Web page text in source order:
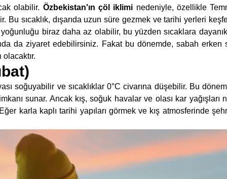
olabilir. Özbekistan'ın çöl iklimi nedeniyle, özellikle
Bu sıcaklık, dışarıda uzun süre gezmek ve tarihi yerleri
biraz daha az olabilir, bu yüzden sıcaklara
da ziyaret edebilirsiniz. Fakat bu dönemde, sabah erken
soğuyabilir ve sıcaklıklar 0°C civarına düşebilir. Bu
sunar. Ancak kış, soğuk havalar ve olası kar yağışları
karla kaplı tarihi yapıları görmek ve kış atmosferinde